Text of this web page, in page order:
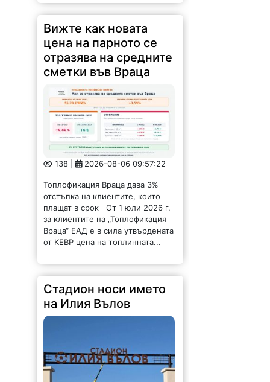
Вижте как новата
цена на парното се
отразява на средните
сметки във Враца
138 | 2026-08-06 09:57:22
Топлофикация Враца дава 3%
отстъпка на клиентите, които
плащат в срок От 1 юли 2026 г.
за клиентите на „Топлофикация
Враца“ ЕАД е в сила утвърдената
от КЕВР цена на топлинната...
Стадион носи името
на Илия Вълов